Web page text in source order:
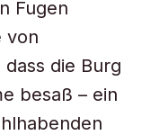
Fugen
von
die Burg
besaß – ein